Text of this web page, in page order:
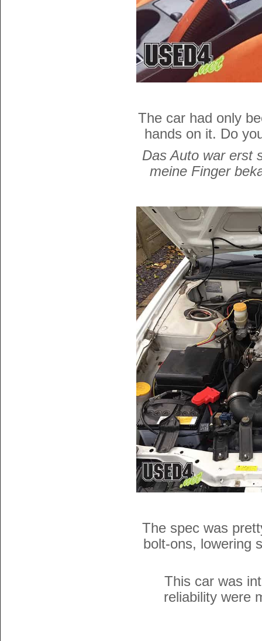
The car had only
hands on it. Do
Das Auto war erst
meine Finger
The spec was
bolt-ons, lowering
This car was
reliability were